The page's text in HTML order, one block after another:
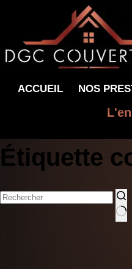
ACCUEIL NOS
Étiquette